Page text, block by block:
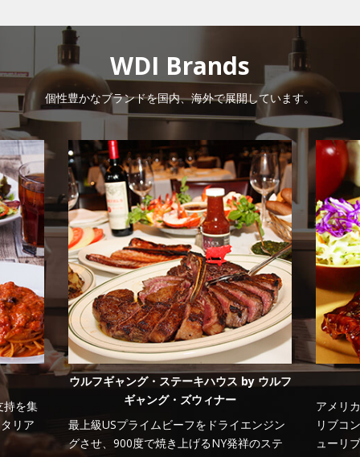
WDI Brands
個性豊かなブランドを国内、海外で展開しています。
持を集
リア
ウルフギャング・ステーキハウス by ウルフ
ギャング・ズウィナー
最上級USプライムビーフをドライエンジン
グさせ、900度で焼き上げるNY発祥のステ
アメリ
リブコ
ューリ